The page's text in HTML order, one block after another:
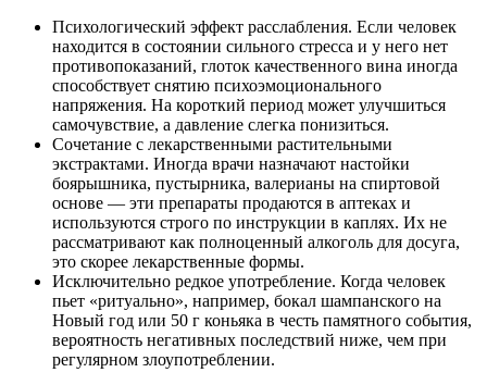
Психологический эффект расслабления. Если человек
находится в состоянии сильного стресса и у него нет
противопоказаний, глоток качественного вина иногда
способствует снятию психоэмоционального
напряжения. На короткий период может улучшиться
самочувствие, а давление слегка понизиться.
Сочетание с лекарственными растительными
экстрактами. Иногда врачи назначают настойки
боярышника, пустырника, валерианы на спиртовой
основе — эти препараты продаются в аптеках и
используются строго по инструкции в каплях. Их не
рассматривают как полноценный алкоголь для досуга,
это скорее лекарственные формы.
Исключительно редкое употребление. Когда человек
пьет «ритуально», например, бокал шампанского на
Новый год или 50 г коньяка в честь памятного события,
вероятность негативных последствий ниже, чем при
регулярном злоупотреблении.